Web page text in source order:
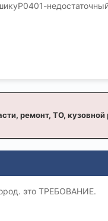
ремонт, ТО,
это ТРЕБОВАНИЕ.